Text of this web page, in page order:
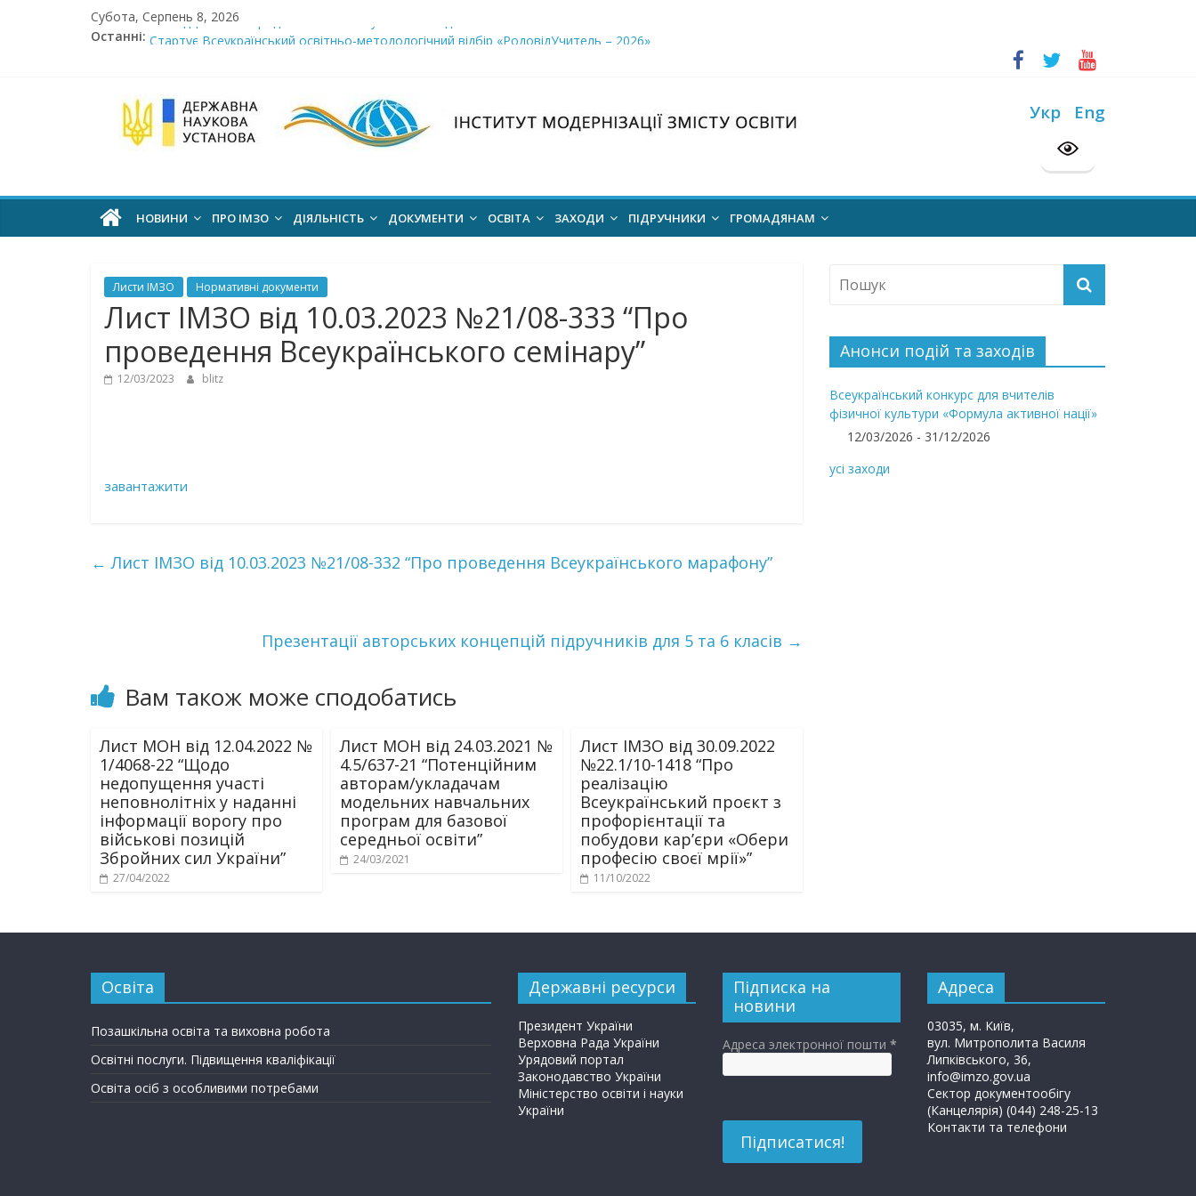
Субота, Серпень 8, 2026
Останні:
Сімнадцята міжнародна виставка «Сучасні заклади освіти»
Стартує Всеукраїнський освітньо-методологічний відбір «РодовідУчитель – 2026»
Розпочато прийом документів на конкурс для здобуття академічних стипендій імені Героїв Небесної Сотні на 2026/2027 н. р.
Інститут
модернізації
змісту
освіти
офіційний
веб-
сайт
Укр Eng
НОВИНИ ПРО ІМЗО ДІЯЛЬНІСТЬ ДОКУМЕНТИ ОСВІТА ЗАХОДИ ПІДРУЧНИКИ ГРОМАДЯНАМ
Листи ІМЗО Нормативні документи
Лист ІМЗО від 10.03.2023 №21/08-333 “Про
проведення Всеукраїнського семінару”
12/03/2023 blitz
завантажити
← Лист ІМЗО від 10.03.2023 №21/08-332 “Про проведення Всеукраїнського марафону”
Презентації авторських концепцій підручників для 5 та 6 класів →
Вам також може сподобатись
Лист МОН від 12.04.2022 №
1/4068-22 “Щодо
недопущення участі
неповнолітніх у наданні
інформації ворогу про
військові позицій
Збройних сил України”
27/04/2022
Лист МОН від 24.03.2021 №
4.5/637-21 “Потенційним
авторам/укладачам
модельних навчальних
програм для базової
середньої освіти”
24/03/2021
Лист ІМЗО від 30.09.2022
№22.1/10-1418 “Про
реалізацію
Всеукраїнський проєкт з
профорієнтації та
побудови кар’єри «Обери
професію своєї мрії»”
11/10/2022
Анонси подій та заходів
Всеукраїнський конкурс для вчителів
фізичної культури «Формула активної нації»
12/03/2026 - 31/12/2026
усі заходи
Освіта
Позашкільна освіта та виховна робота
Освітні послуги. Підвищення кваліфікації
Освіта осіб з особливими потребами
Державні ресурси
Президент України
Верховна Рада України
Урядовий портал
Законодавство України
Міністерство освіти і науки
України
Підписка на
новини
Адреса электронної пошти *
Адреса
03035, м. Київ,
вул. Митрополита Василя
Липківського, 36,
info@imzo.gov.ua
Сектор документообігу
(Канцелярія) (044) 248-25-13
Контакти та телефони